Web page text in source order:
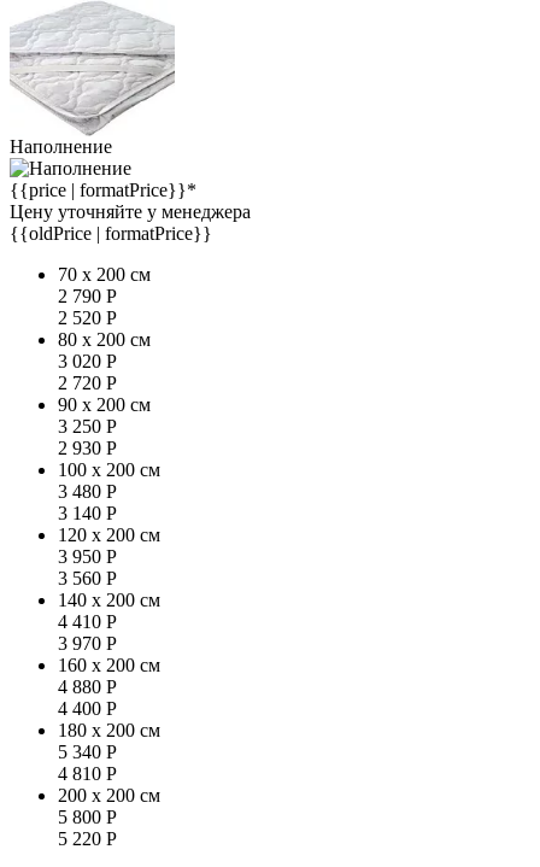
Наполнение
{{price | formatPrice}}*
Цену уточняйте у менеджера
{{oldPrice | formatPrice}}
70 x 200 см
2 790 Р
2 520 Р
80 x 200 см
3 020 Р
2 720 Р
90 x 200 см
3 250 Р
2 930 Р
100 x 200 см
3 480 Р
3 140 Р
120 x 200 см
3 950 Р
3 560 Р
140 x 200 см
4 410 Р
3 970 Р
160 x 200 см
4 880 Р
4 400 Р
180 x 200 см
5 340 Р
4 810 Р
200 x 200 см
5 800 Р
5 220 Р